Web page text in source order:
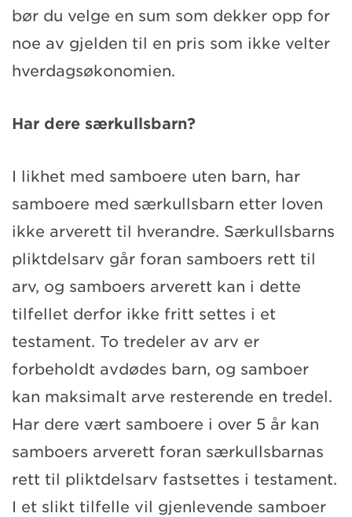
bør du velge en sum som dekker opp for
noe av gjelden til en pris som ikke velter
hverdagsøkonomien.
Har dere særkullsbarn?
I likhet med samboere uten barn, har
samboere med særkullsbarn etter loven
ikke arverett til hverandre. Særkullsbarns
pliktdelsarv går foran samboers rett til
arv, og samboers arverett kan i dette
tilfellet derfor ikke fritt settes i et
testament. To tredeler av arv er
forbeholdt avdødes barn, og samboer
kan maksimalt arve resterende en tredel.
Har dere vært samboere i over 5 år kan
samboers arverett foran særkullsbarnas
rett til pliktdelsarv fastsettes i testament.
I et slikt tilfelle vil gjenlevende samboer